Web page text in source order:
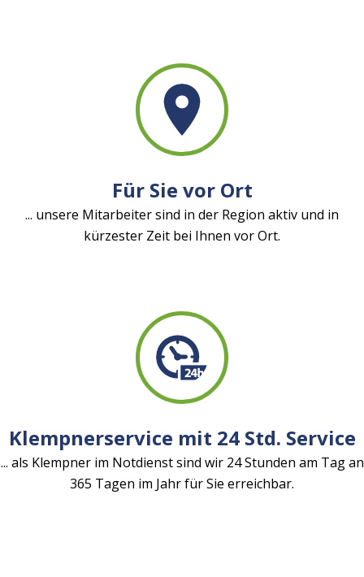
Für Sie vor Ort
... unsere Mitarbeiter sind in der Region aktiv und in
kürzester Zeit bei Ihnen vor Ort.
Klempnerservice mit 24 Std. Service
... als Klempner im Notdienst sind wir 24 Stunden am Tag an
365 Tagen im Jahr für Sie erreichbar.